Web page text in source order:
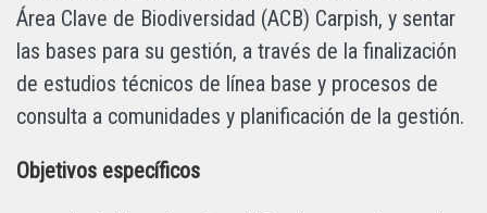
Área Clave de Biodiversidad (ACB) Carpish, y sentar
las bases para su gestión, a través de la finalización
de estudios técnicos de línea base y procesos de
consulta a comunidades y planificación de la gestión.
Objetivos específicos